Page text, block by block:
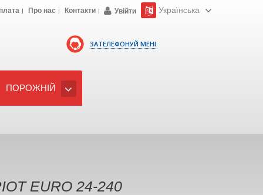
ЗАТЕЛЕФОНУЙ МЕНІ
Про нас Контакти Увійти Українська
ПОРОЖНІЙ
EURO 24-240